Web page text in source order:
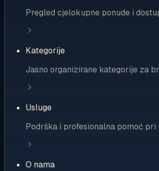
Pregled cjelokupne ponude i
Kategorije
Jasno organizirane kategorije za
Usluge
Podrška i profesionalna pomoć pri
O nama